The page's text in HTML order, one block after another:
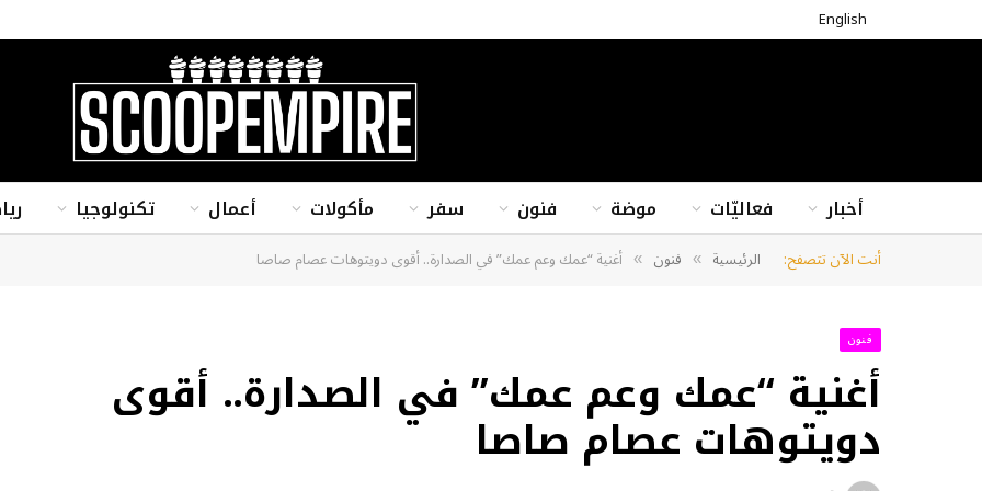
English
أخبار فعاليّات موضة فنون سفر مأكولات أعمال تكنولوجيا
أنت الآن تتصفح: الرئيسية » فنون » أغنية “عمك وعم عمك” في الصدارة.. أقوى دويتوهات عصام صاصا
فنون
أغنية “عمك وعم عمك” في الصدارة.. أقوى
دويتوهات عصام صاصا